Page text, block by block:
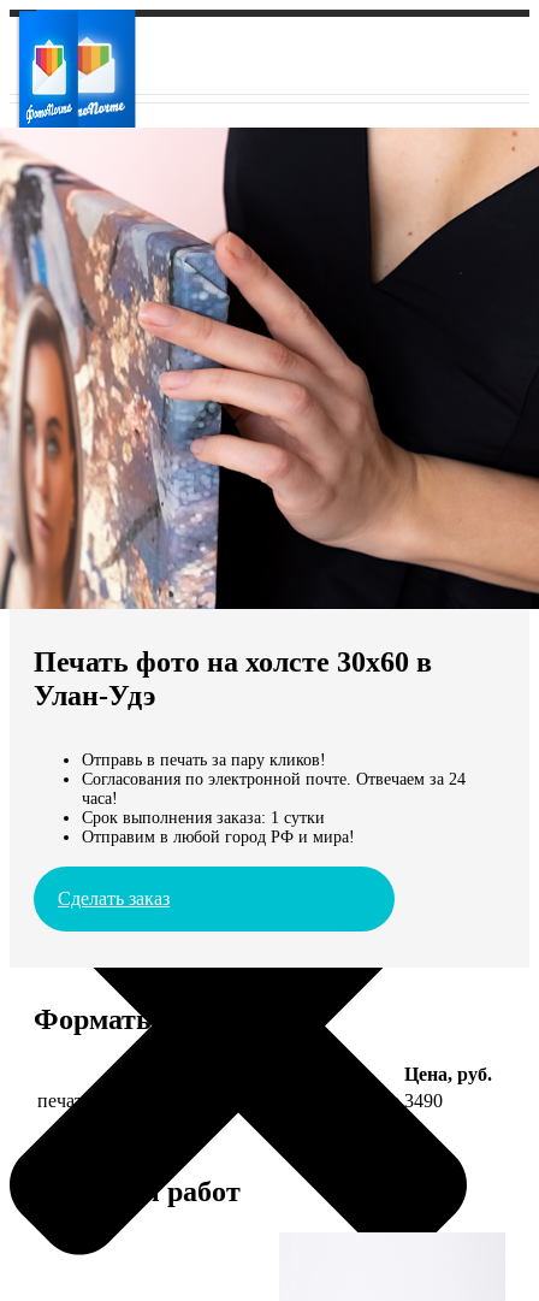
Ваш город:
Ваш регион доставки
Выберите из списка:
Мы доставляем по всему миру
Продолжить без города
Печать фото на холсте 30х60 в
Улан-Удэ
Отправь в печать за пару кликов!
Согласования по электронной почте. Отвечаем за 24
часа!
Срок выполнения заказа: 1 сутки
Отправим в любой город РФ и мира!
Сделать заказ
Форматы и цены
Цена, руб.
печать фото на холсте 30х60 на подрамнике 3490
Примеры работ